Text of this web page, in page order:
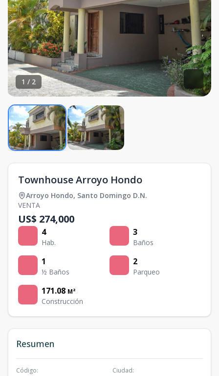
1 / 2
Townhouse Arroyo Hondo
Arroyo Hondo, Santo Domingo D.N.
VENTA
US$ 274,000
4
Hab.
3
Baños
1
½ Baños
2
Parqueo
171.08 M²
Construcción
Resumen
Código: Ciudad: